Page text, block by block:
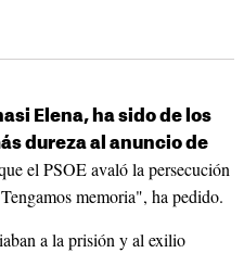
Elena, ha sido de los
dureza al anuncio de
el PSOE avaló la persecución
memoria", ha pedido.
a la prisión y al exilio